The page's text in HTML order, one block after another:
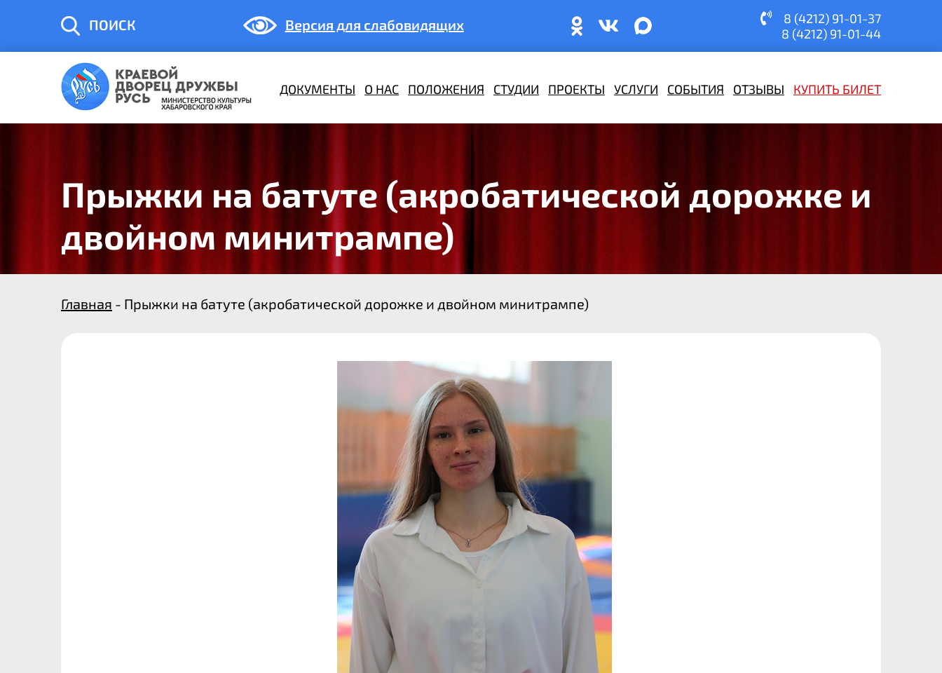
ПОИСК Версия для слабовидящих
8 (4212) 91-01-37
8 (4212) 91-01-44
ДОКУМЕНТЫ О НАС ПОЛОЖЕНИЯ СТУДИИ ПРОЕКТЫ УСЛУГИ СОБЫТИЯ ОТЗЫВЫ КУПИТЬ БИЛЕТ
Прыжки на батуте (акробатической дорожке и
двойном минитрампе)
Главная - Прыжки на батуте (акробатической дорожке и двойном минитрампе)